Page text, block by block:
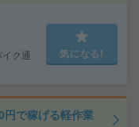
ク通
気になる!
で稼げる軽作業